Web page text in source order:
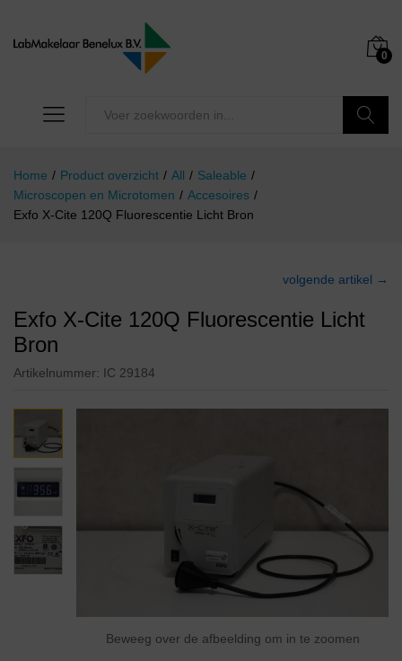
0
Home / Product overzicht / All / Saleable /
Microscopen en Microtomen / Accesoires /
Exfo X-Cite 120Q Fluorescentie Licht Bron
volgende artikel →
Exfo X-Cite 120Q Fluorescentie Licht
Bron
Artikelnummer: IC 29184
Beweeg over de afbeelding om in te zoomen